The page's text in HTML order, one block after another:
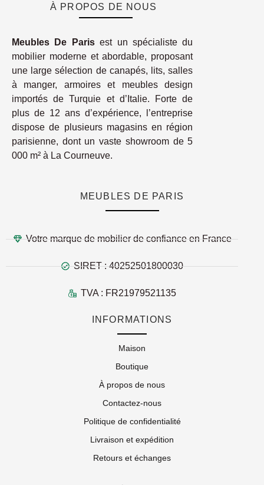
À PROPOS DE NOUS
Meubles De Parisest un spécialiste du
mobilier moderne et abordable, proposant
une large sélection de canapés, lits, salles
à manger, armoires et meubles design
importés de Turquie et d’Italie. Forte de
plus de 12 ans d’expérience, l’entreprise
dispose de plusieurs magasins en région
parisienne, dont un vaste showroom de 5
000 m² à La Courneuve.
MEUBLES DE PARIS
Votre marque de mobilier de confiance en France
SIRET : 40252501800030
TVA : FR21979521135
INFORMATIONS
Maison
Boutique
À propos de nous
Contactez-nous
Politique de confidentialité
Livraison et expédition
Retours et échanges